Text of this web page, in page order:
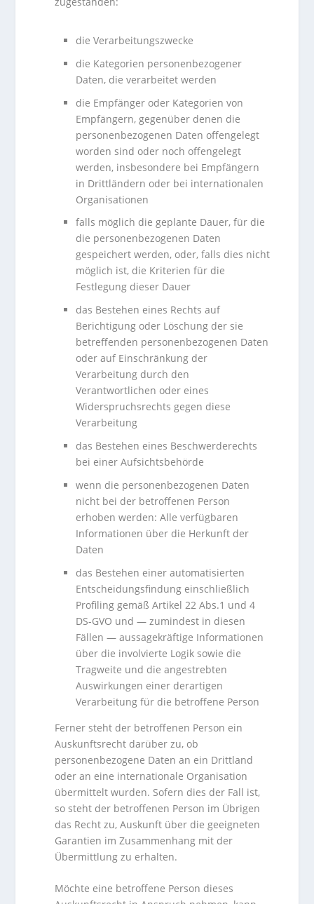
die Verarbeitungszwecke
die Kategorien personenbezogener
Daten, die verarbeitet werden
die Empfänger oder Kategorien von
Empfängern, gegenüber denen die
personenbezogenen Daten offengelegt
worden sind oder noch offengelegt
werden, insbesondere bei Empfängern
in Drittländern oder bei internationalen
Organisationen
falls möglich die geplante Dauer, für die
die personenbezogenen Daten
gespeichert werden, oder, falls dies nicht
möglich ist, die Kriterien für die
Festlegung dieser Dauer
das Bestehen eines Rechts auf
Berichtigung oder Löschung der sie
betreffenden personenbezogenen Daten
oder auf Einschränkung der
Verarbeitung durch den
Verantwortlichen oder eines
Widerspruchsrechts gegen diese
Verarbeitung
das Bestehen eines Beschwerderechts
bei einer Aufsichtsbehörde
wenn die personenbezogenen Daten
nicht bei der betroffenen Person
erhoben werden: Alle verfügbaren
Informationen über die Herkunft der
Daten
das Bestehen einer automatisierten
Entscheidungsfindung einschließlich
Profiling gemäß Artikel 22 Abs.1 und 4
DS-GVO und — zumindest in diesen
Fällen — aussagekräftige Informationen
über die involvierte Logik sowie die
Tragweite und die angestrebten
Auswirkungen einer derartigen
Verarbeitung für die betroffene Person
Ferner steht der betroffenen Person ein
Auskunftsrecht darüber zu, ob
personenbezogene Daten an ein Drittland
oder an eine internationale Organisation
übermittelt wurden. Sofern dies der Fall ist,
so steht der betroffenen Person im Übrigen
das Recht zu, Auskunft über die geeigneten
Garantien im Zusammenhang mit der
Übermittlung zu erhalten.
Möchte eine betroffene Person dieses